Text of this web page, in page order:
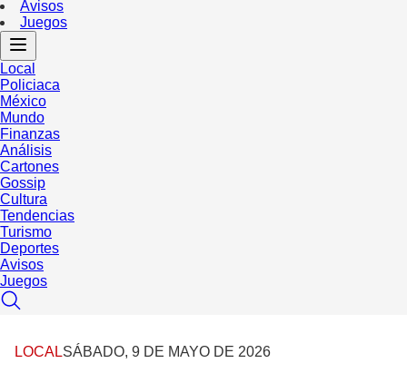
Avisos
Juegos
Local
Policiaca
México
Mundo
Finanzas
Análisis
Cartones
Gossip
Cultura
Tendencias
Turismo
Deportes
Avisos
Juegos
LOCALSÁBADO, 9 DE MAYO DE 2026